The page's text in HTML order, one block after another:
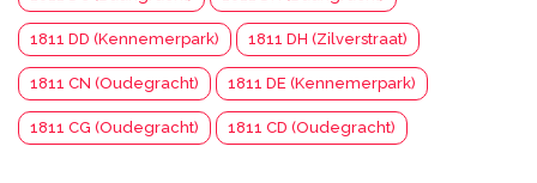
1811 DD (Kennemerpark) 1811 DH (Zilverstraat)
1811 CN (Oudegracht) 1811 DE (Kennemerpark)
1811 CG (Oudegracht) 1811 CD (Oudegracht)